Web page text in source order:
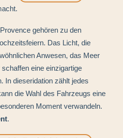
gehören zu den
Das Licht, die
Anwesen, das Meer
eine einzigartige
In dieseridation zählt jedes
die Wahl des Fahrzeugs eine
Moment verwandeln.
.